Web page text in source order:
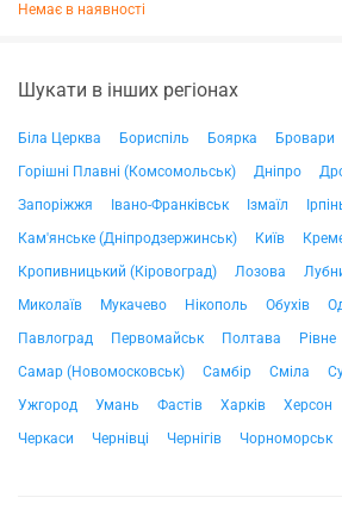
Немає в наявності
Шукати в інших регіонах
Біла Церква Бориспіль Боярка Бровари
Горішні Плавні (Комсомольськ)
Дніпро
Запоріжжя
Івано-Франківськ Ізмаїл
Кам'янське (Дніпродзержинськ)
Київ
Кропивницький (Кіровоград)
Лозова
Миколаїв
Мукачево Нікополь Обухів
Павлоград
Первомайськ Полтава
Рівне
Самар (Новомосковськ)
Самбір Сміла
Ужгород
Умань Фастів Харків Херсон
Черкаси
Чернівці Чернігів Чорноморськ